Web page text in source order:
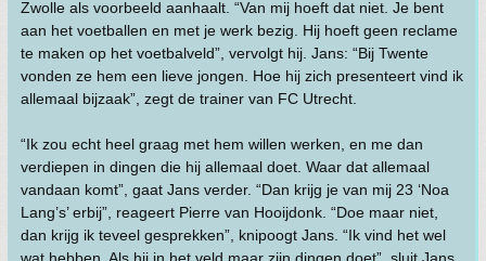
Zwolle als voorbeeld aanhaalt. “Van mij hoeft dat niet. Je bent
aan het voetballen en met je werk bezig. Hij hoeft geen reclame
te maken op het voetbalveld”, vervolgt hij. Jans: “Bij Twente
vonden ze hem een lieve jongen. Hoe hij zich presenteert vind ik
allemaal bijzaak”, zegt de trainer van FC Utrecht.
“Ik zou echt heel graag met hem willen werken, en me dan
verdiepen in dingen die hij allemaal doet. Waar dat allemaal
vandaan komt”, gaat Jans verder. “Dan krijg je van mij 23 ‘Noa
Lang’s’ erbij”, reageert Pierre van Hooijdonk. “Doe maar niet,
dan krijg ik teveel gesprekken”, knipoogt Jans. “Ik vind het wel